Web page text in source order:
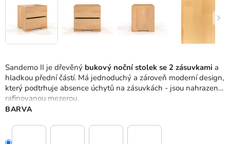
Sandemo II je dřevěný bukový noční stolek se 2 zásuvkami a
hladkou přední částí. Má jednoduchý a zároveň moderní design,
který podtrhuje absence úchytů na zásuvkách - jsou nahrazeny
rafinovanou mezerou.
BARVA